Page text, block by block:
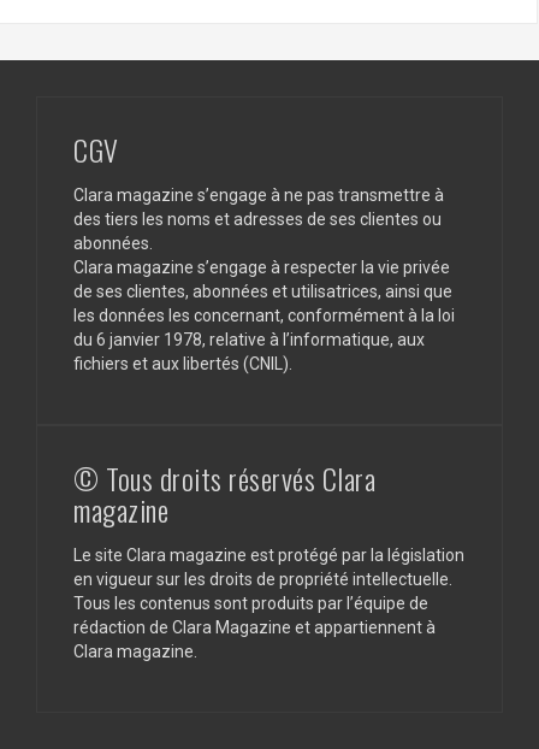
CGV
Clara magazine s’engage à ne pas transmettre à
des tiers les noms et adresses de ses clientes ou
abonnées.
Clara magazine s’engage à respecter la vie privée
de ses clientes, abonnées et utilisatrices, ainsi que
les données les concernant, conformément à la loi
du 6 janvier 1978, relative à l’informatique, aux
fichiers et aux libertés (CNIL).
© Tous droits réservés Clara
magazine
Le site Clara magazine est protégé par la législation
en vigueur sur les droits de propriété intellectuelle.
Tous les contenus sont produits par l’équipe de
rédaction de Clara Magazine et appartiennent à
Clara magazine.